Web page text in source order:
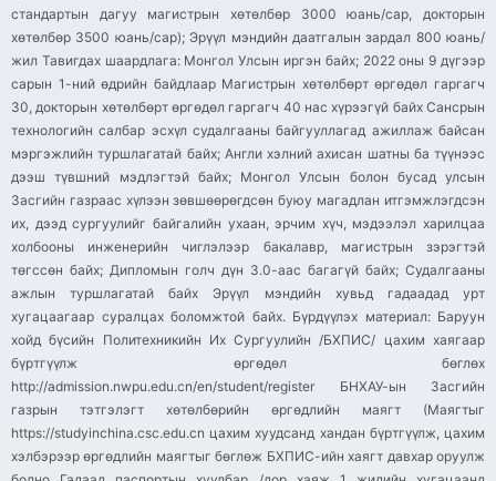
стандартын дагуу магистрын хөтөлбөр 3000 юань/сар, докторын
хөтөлбөр 3500 юань/сар); Эрүүл мэндийн даатгалын зардал 800 юань/
жил Тавигдах шаардлага: Монгол Улсын иргэн байх; 2022 оны 9 дүгээр
сарын 1-ний өдрийн байдлаар Магистрын хөтөлбөрт өргөдөл гаргагч
30, докторын хөтөлбөрт өргөдөл гаргагч 40 нас хүрээгүй байх Сансрын
технологийн салбар эсхүл судалгааны байгууллагад ажиллаж байсан
мэргэжлийн туршлагатай байх; Англи хэлний ахисан шатны ба түүнээс
дээш түвшний мэдлэгтэй байх; Монгол Улсын болон бусад улсын
Засгийн газраас хүлээн зөвшөөрөгдсөн буюу магадлан итгэмжлэгдсэн
их, дээд сургуулийг байгалийн ухаан, эрчим хүч, мэдээлэл харилцаа
холбооны инженерийн чиглэлээр бакалавр, магистрын зэрэгтэй
төгссөн байх; Дипломын голч дүн 3.0-аас багагүй байх; Судалгааны
ажлын туршлагатай байх Эрүүл мэндийн хувьд гадаадад урт
хугацаагаар суралцах боломжтой байх. Бүрдүүлэх материал: Баруун
хойд бүсийн Политехникийн Их Сургуулийн /БХПИС/ цахим хаягаар
бүртгүүлж өргөдөл бөглөх
http://admission.nwpu.edu.cn/en/student/register БНХАУ-ын Засгийн
газрын тэтгэлэгт хөтөлбөрийн өргөдлийн маягт (Маягтыг
https://studyinchina.csc.edu.cn цахим хуудсанд хандан бүртгүүлж, цахим
хэлбэрээр өргөдлийн маягтыг бөглөж БХПИС-ийн хаягт давхар оруулж